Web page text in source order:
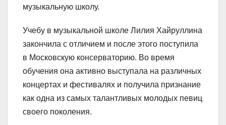
музыкальную школу.
Учебу в музыкальной школе Лилия Хайруллина
закончила с отличием и после этого поступила
в Московскую консерваторию. Во время
обучения она активно выступала на различных
концертах и фестивалях и получила признание
как одна из самых талантливых молодых певиц
своего поколения.